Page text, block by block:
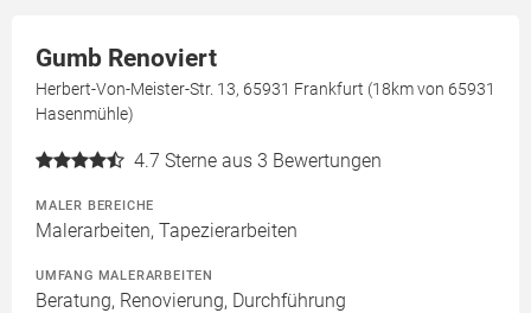
Gumb Renoviert
Herbert-Von-Meister-Str. 13, 65931 Frankfurt (18km von 65931
Hasenmühle)
4.7 Sterne aus 3 Bewertungen
MALER BEREICHE
Malerarbeiten, Tapezierarbeiten
UMFANG MALERARBEITEN
Beratung, Renovierung, Durchführung